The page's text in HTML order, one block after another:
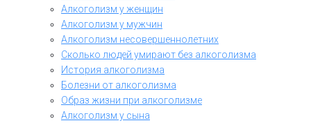
Алкоголизм у женщин
Алкоголизм у мужчин
Алкоголизм несовершеннолетних
Сколько людей умирают без алкоголизма
История алкоголизма
Болезни от алкоголизма
Образ жизни при алкоголизме
Алкоголизм у сына